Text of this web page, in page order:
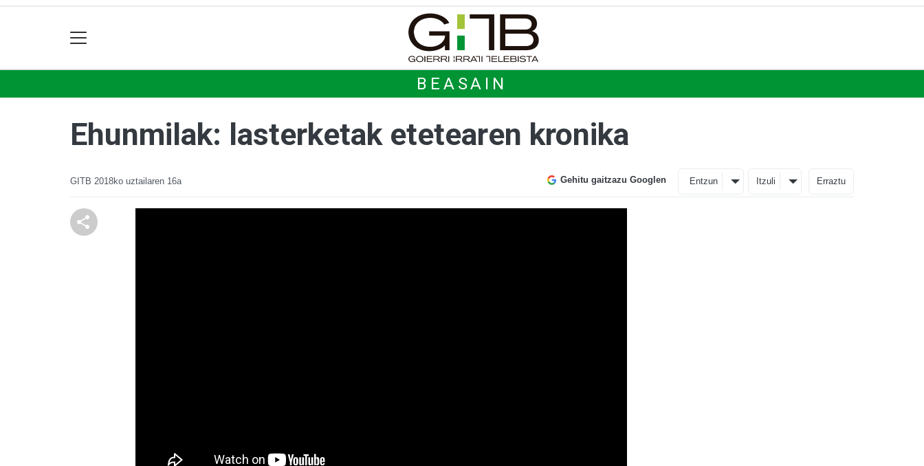
BEASAIN
Ehunmilak: lasterketak etetearen kronika
GITB 2018ko uztailaren 16a Gehitu gaitzazu Googlen Entzun Itzuli Erraztu